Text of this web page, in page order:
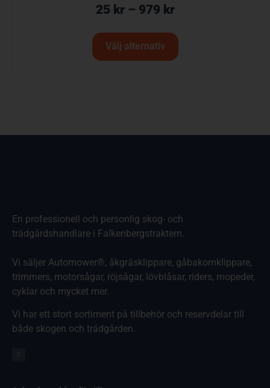
25 kr – 979 kr
Välj alternativ
En professionell och personlig skog- och
trädgårdshandlare i Falkenbergstraktern.
Vi säljer Automower®, åkgräsklippare, gåbakomklippare,
trimmers, motorsågar, röjsågar, lövblåsar, riders, mopeder,
cyklar och mycket mer.
Vi har ett stort sortiment på tillbehör och reservdelar till
både skogen och trädgården.